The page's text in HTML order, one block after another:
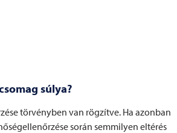
súlya?
törvényben van rögzítve. Ha azonban
során semmilyen eltérés